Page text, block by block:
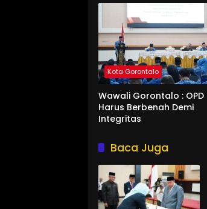
Kota Gorontalo
Wawali Gorontalo : OPD
Harus Berbenah Demi
Integritas
Baca Juga